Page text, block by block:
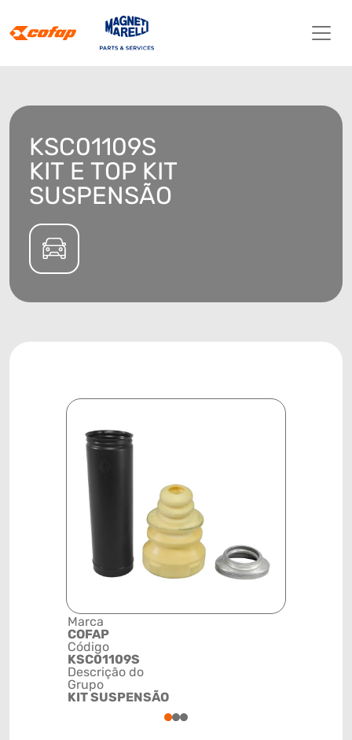
KSC01109S
KIT E TOP KIT
SUSPENSÃO
Marca
COFAP
Código
KSC01109S
Descrição do
Grupo
KIT SUSPENSÃO
123